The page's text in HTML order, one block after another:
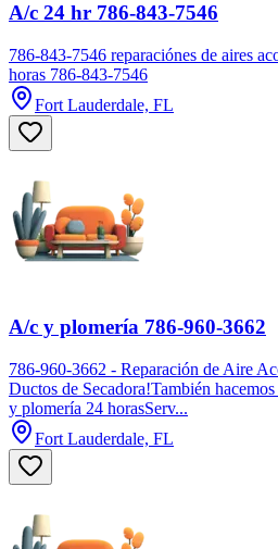
A/c 24 hr 786-843-7546
786-843-7546 reparaciónes de aires
horas 786-843-7546
Fort Lauderdale, FL
A/c y plomería 786-960-3662
786-960-3662 - Reparación de Aire
Ductos de Secadora!También
y plomería 24 horasServ...
Fort Lauderdale, FL